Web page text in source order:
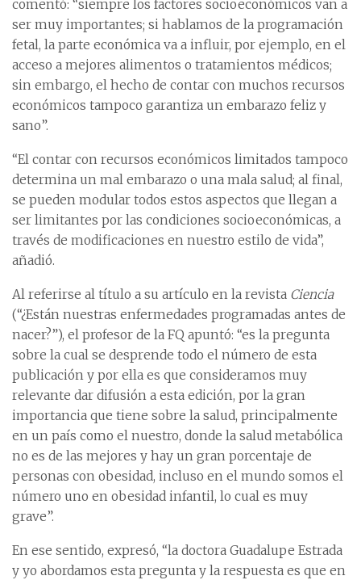
comentó: “siempre los factores socioeconómicos van a
ser muy importantes; si hablamos de la programación
fetal, la parte económica va a influir, por ejemplo, en el
acceso a mejores alimentos o tratamientos médicos;
sin embargo, el hecho de contar con muchos recursos
económicos tampoco garantiza un embarazo feliz y
sano”.
“El contar con recursos económicos limitados tampoco
determina un mal embarazo o una mala salud; al final,
se pueden modular todos estos aspectos que llegan a
ser limitantes por las condiciones socioeconómicas, a
través de modificaciones en nuestro estilo de vida”,
añadió.
Al referirse al título a su artículo en la revista Ciencia
(“¿Están nuestras enfermedades programadas antes de
nacer?”), el profesor de la FQ apuntó: “es la pregunta
sobre la cual se desprende todo el número de esta
publicación y por ella es que consideramos muy
relevante dar difusión a esta edición, por la gran
importancia que tiene sobre la salud, principalmente
en un país como el nuestro, donde la salud metabólica
no es de las mejores y hay un gran porcentaje de
personas con obesidad, incluso en el mundo somos el
número uno en obesidad infantil, lo cual es muy
grave”.
En ese sentido, expresó, “la doctora Guadalupe Estrada
y yo abordamos esta pregunta y la respuesta es que en